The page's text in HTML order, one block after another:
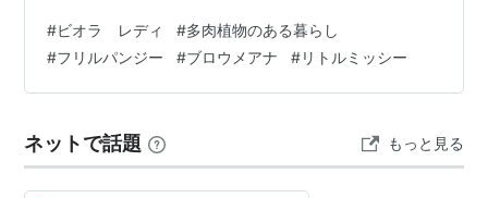
うと思うけどどうかな？) ↓ 同じ品種同じラベルでも ポ
ットの色とか使っている土が違えば 違う生産者さんです
よね ハボタンリース ↓ 去年作ったリースですが 時が止
でもぶっ込みプランター ↓ 去年の春にいくつものプラグ
ト…
#ビオラ レディ #多肉植物のある暮らし
#フリルパンジー #ブロウメアナ #リトルミッシー
ネットで話題 もっと見る